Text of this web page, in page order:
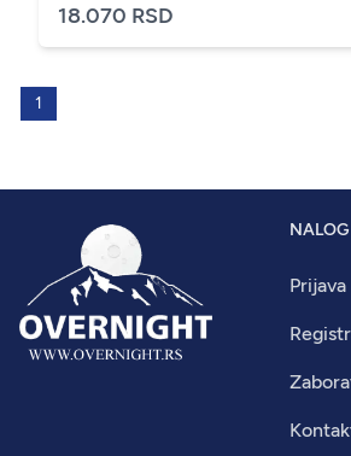
18.070 RSD
1
NALOG
Prijava